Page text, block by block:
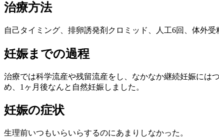
治療方法
自己タイミング、排卵誘発剤クロミッド、人工6回、体外受
妊娠までの過程
治療では科学流産や残留流産をし、なかなか継続妊娠には
め、1ヶ月後なんと自然妊娠しました。
妊娠の症状
生理前いつもいらいらするのにあまりしなかった。